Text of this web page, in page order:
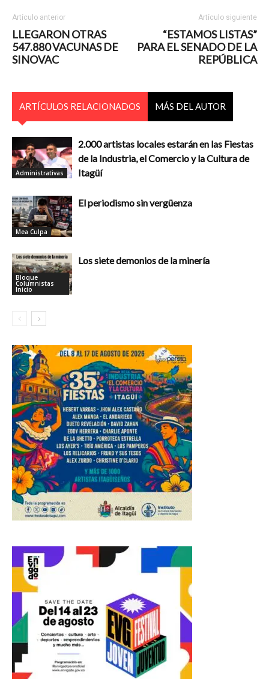
Artículo anterior
LLEGARON OTRAS
547.880 VACUNAS DE
SINOVAC
Artículo siguiente
“ESTAMOS LISTAS”
PARA EL SENADO DE LA
REPÚBLICA
ARTÍCULOS RELACIONADOS MÁS DEL AUTOR
Administrativas
2.000 artistas locales estarán en las Fiestas
de la Industria, el Comercio y la Cultura de
Itagüí
Mea Culpa
El periodismo sin vergüenza
Bloque
Columnistas
Inicio
Los siete demonios de la minería